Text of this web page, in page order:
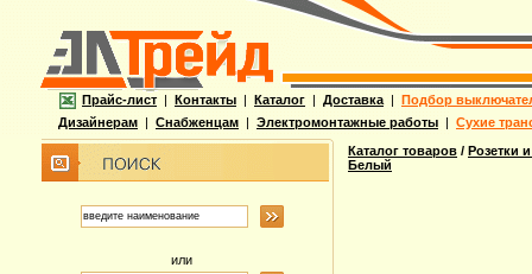
Прайс-лист | Контакты | Каталог | Доставка | Подбор
Дизайнерам | Снабженцам | Электромонтажные работы | Сухие
или
Каталог товаров / Розетки
Белый